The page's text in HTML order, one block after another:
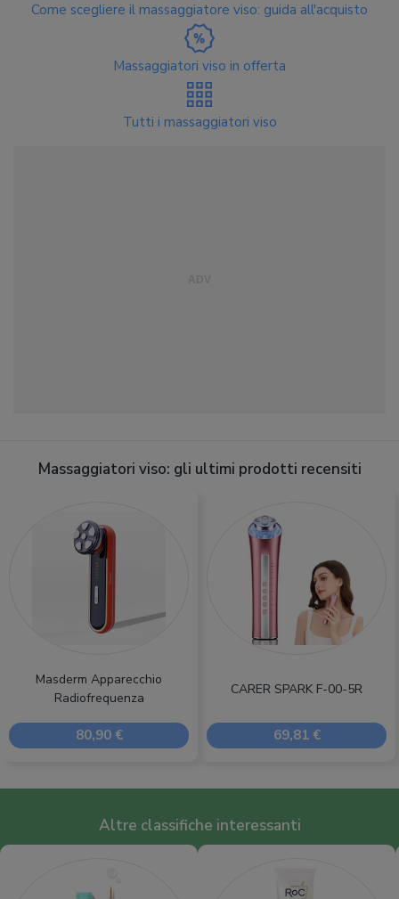
Come scegliere il massaggiatore viso: guida all'acquisto
Massaggiatori viso in offerta
Tutti i massaggiatori viso
Massaggiatori viso: gli ultimi prodotti recensiti
Masderm Apparecchio
Radiofrequenza
80,90 €
CARER SPARK F-00-5R
69,81 €
Altre classifiche interessanti